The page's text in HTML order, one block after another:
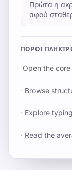
Πρώτα η
αφού
ΠΌΡΟΙ
Open the
· Browse
· Explore
· Read the